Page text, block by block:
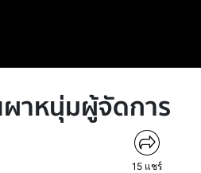
าหนุ่มผู้จัดการ
15 แชร์